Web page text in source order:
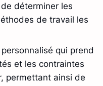
déterminer les
de travail les
qui prend
et les contraintes
permettant ainsi de